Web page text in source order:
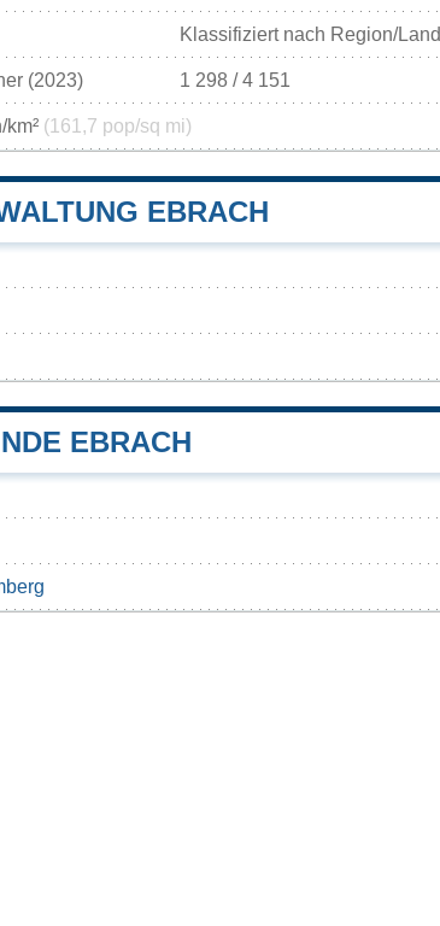
Klassifiziert nach Region/Land
(2023) 1 298 / 4 151
(161,7 pop/sq mi)
EBRACH
EBRACH